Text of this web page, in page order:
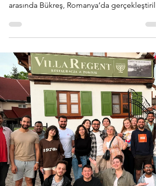
Civic Spark: Igniting
Youth Leadership for
Cosmos Youth ile Romanya projesini
gerçekleştirdik.🚀 ➡️8-16 Mayıs 2024 tarihleri
arasında Bükreş, Romanya’da
“ Civic...